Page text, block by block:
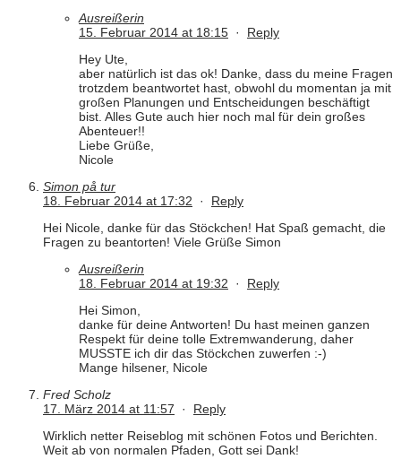
Ausreißerin
15. Februar 2014 at 18:15 · Reply
Hey Ute,
aber natürlich ist das ok! Danke, dass du meine Fragen
trotzdem beantwortet hast, obwohl du momentan ja mit
großen Planungen und Entscheidungen beschäftigt
bist. Alles Gute auch hier noch mal für dein großes
Abenteuer!!
Liebe Grüße,
Nicole
Simon på tur
18. Februar 2014 at 17:32 · Reply
Hei Nicole, danke für das Stöckchen! Hat Spaß gemacht, die
Fragen zu beantorten! Viele Grüße Simon
Ausreißerin
18. Februar 2014 at 19:32 · Reply
Hei Simon,
danke für deine Antworten! Du hast meinen ganzen
Respekt für deine tolle Extremwanderung, daher
MUSSTE ich dir das Stöckchen zuwerfen :-)
Mange hilsener, Nicole
Fred Scholz
17. März 2014 at 11:57 · Reply
Wirklich netter Reiseblog mit schönen Fotos und Berichten.
Weit ab von normalen Pfaden, Gott sei Dank!